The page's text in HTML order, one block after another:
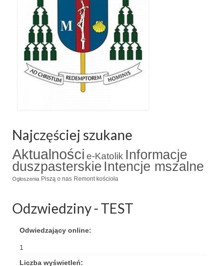
Najczęściej szukane
Aktualności e-Katolik Informacje
duszpasterskie Intencje mszalne
Ogłoszenia Piszą o nas Remont kościoła
Odzwiedziny - TEST
Odwiedzający online:
1
Liczba wyświetleń: